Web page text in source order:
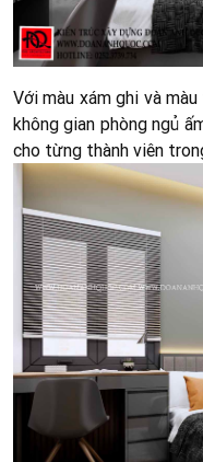
Với màu xám ghi và
không gian phòng ngủ
cho từng thành viên